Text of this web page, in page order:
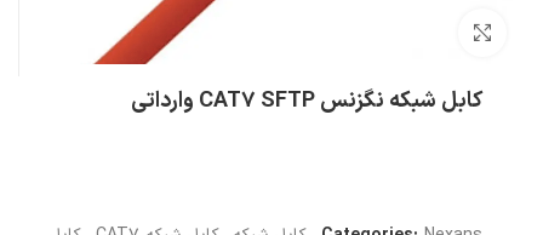
کابل شبکه نگزنس CAT7 SFTP وارداتی